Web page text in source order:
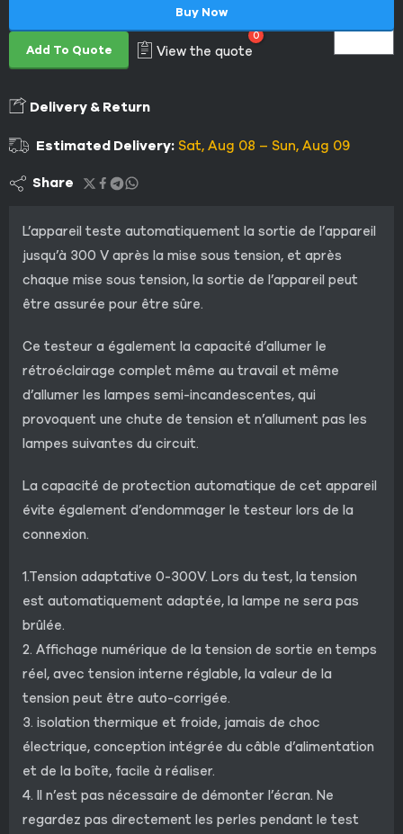
Add To Quote View the quote
0
Buy Now
Delivery & Return
Estimated Delivery: Sat, Aug 08 – Sun, Aug 09
Share
L’appareil teste automatiquement la sortie de l’appareil
jusqu’à 300 V après la mise sous tension, et après
chaque mise sous tension, la sortie de l’appareil peut
être assurée pour être sûre.
Ce testeur a également la capacité d’allumer le
rétroéclairage complet même au travail et même
d’allumer les lampes semi-incandescentes, qui
provoquent une chute de tension et n’allument pas les
lampes suivantes du circuit.
La capacité de protection automatique de cet appareil
évite également d’endommager le testeur lors de la
connexion.
1.Tension adaptative 0-300V. Lors du test, la tension
est automatiquement adaptée, la lampe ne sera pas
brûlée.
2. Affichage numérique de la tension de sortie en temps
réel, avec tension interne réglable, la valeur de la
tension peut être auto-corrigée.
3. isolation thermique et froide, jamais de choc
électrique, conception intégrée du câble d’alimentation
et de la boîte, facile à réaliser.
4. Il n’est pas nécessaire de démonter l’écran. Ne
regardez pas directement les perles pendant le test